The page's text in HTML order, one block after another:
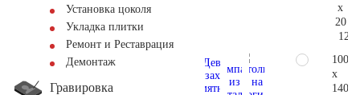
Установка цоколя
Укладка плитки
Ремонт и Реставрация
Демонтаж
Гравировка
x
20
100
x
140